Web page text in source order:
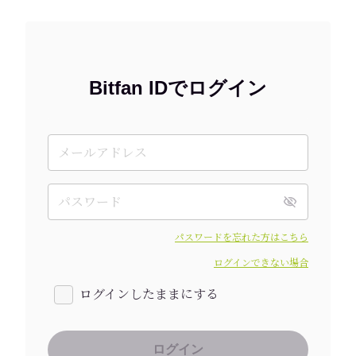
Bitfan IDでログイン
パスワードを忘れた方はこちら
ログインできない場合
ログインしたままにする